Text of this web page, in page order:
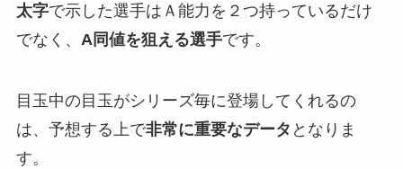
太字で示した選手はＡ能力を２つ持っているだけ
でなく、 A同値を狙える選手です。
目玉中の目玉がシリーズ毎に登場してくれるの
は、予想する上で非常に重要なデータ となりま
す。